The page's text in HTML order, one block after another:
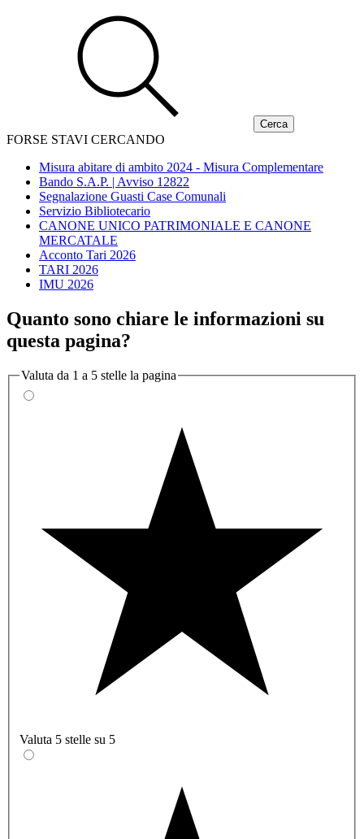
FORSE STAVI CERCANDO
Misura abitare di ambito 2024 - Misura Complementare
Bando S.A.P. | Avviso 12822
Segnalazione Guasti Case Comunali
Servizio Bibliotecario
CANONE UNICO PATRIMONIALE E CANONE
MERCATALE
Acconto Tari 2026
TARI 2026
IMU 2026
Quanto sono chiare le informazioni su
questa pagina?
Valuta da 1 a 5 stelle la pagina
Valuta 5 stelle su 5